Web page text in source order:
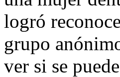
logró
grupo
ver si se